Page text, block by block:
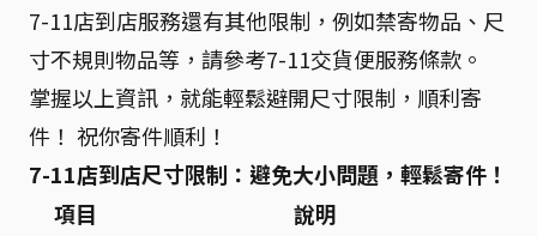
7-11店到店服務還有其他限制，例如禁寄物品、尺
寸不規則物品等，請參考7-11交貨便服務條款。
掌握以上資訊，就能輕鬆避開尺寸限制，順利寄
件！ 祝你寄件順利！
7-11店到店尺寸限制：避免大小問題，輕鬆寄件！
項目
說明